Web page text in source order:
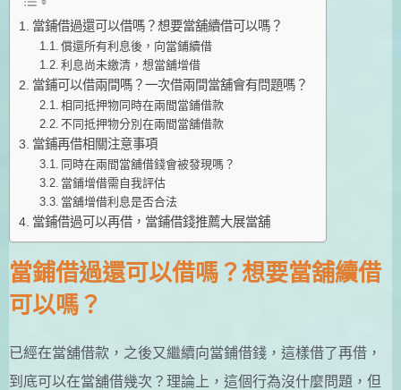
當鋪借過還可以借嗎？想要當舖續借可以嗎？
償還所有利息後，向當鋪續借
利息尚未繳清，想當舖增借
當鋪可以借兩間嗎？一次借兩間當舖會有問題嗎？
相同抵押物同時在兩間當鋪借款
不同抵押物分別在兩間當舖借款
當鋪再借相關注意事項
同時在兩間當舖借錢會被發現嗎？
當鋪增借需自我評估
當舖增借利息是否合法
當鋪借過可以再借，當鋪借錢推薦大展當舖
當鋪借過還可以借嗎？想要當舖續借
可以嗎？
已經在當舖借款，之後又繼續向當鋪借錢，這樣借了再借，
到底可以在當舖借幾次？理論上，這個行為沒什麼問題，但